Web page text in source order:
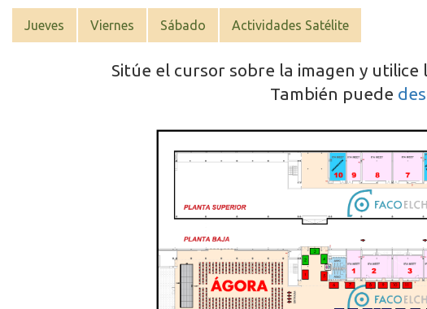
Jueves Viernes Sábado Actividades Satélite
Sitúe el cursor sobre la imagen y
También puede